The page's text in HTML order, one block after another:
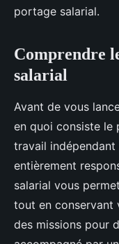
portage salarial.
Comprendre
salarial
Avant de vous
en quoi consiste le
travail
entièrement
salarial vous
tout en conservant
des missions pour